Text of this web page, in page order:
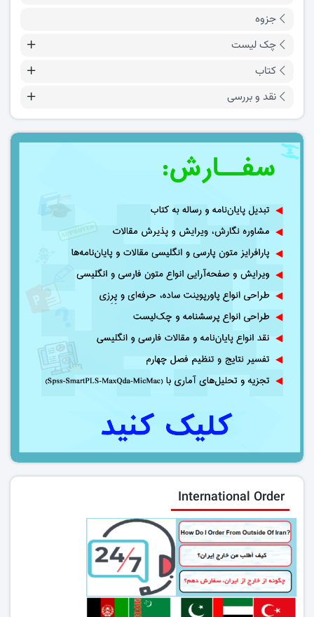
جزوه
چک لیست
کتاب
نقد و بررسی
International Order